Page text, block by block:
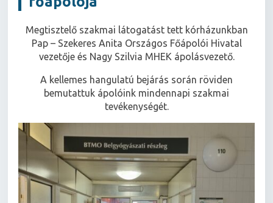
főápolója
Megtisztelő szakmai látogatást tett kórházunkban
Pap – Szekeres Anita Országos Főápolói Hivatal
vezetője és Nagy Szilvia MHEK ápolásvezető.
A kellemes hangulatú bejárás során röviden
bemutattuk ápolóink mindennapi szakmai
tevékenységét.